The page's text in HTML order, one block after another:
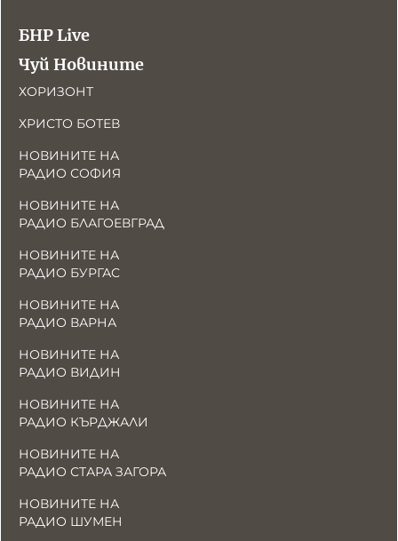
БНР Live
Чуй Новините
ХОРИЗОНТ
ХРИСТО БОТЕВ
НОВИНИТЕ НА
РАДИО СОФИЯ
НОВИНИТЕ НА
РАДИО БЛАГОЕВГРАД
НОВИНИТЕ НА
РАДИО БУРГАС
НОВИНИТЕ НА
РАДИО ВАРНА
НОВИНИТЕ НА
РАДИО ВИДИН
НОВИНИТЕ НА
РАДИО КЪРДЖАЛИ
НОВИНИТЕ НА
РАДИО СТАРА ЗАГОРА
НОВИНИТЕ НА
РАДИО ШУМЕН